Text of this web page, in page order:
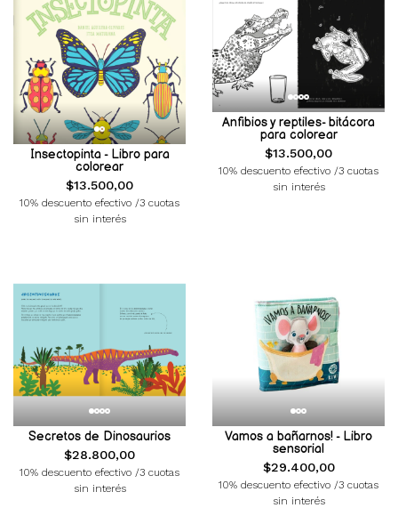
Insectopinta - Libro para
colorear
$13.500,00
10% descuento efectivo /3 cuotas
sin interés
Anfibios y reptiles- bitácora
para colorear
$13.500,00
10% descuento efectivo /3 cuotas
sin interés
Secretos de Dinosaurios
$28.800,00
10% descuento efectivo /3 cuotas
sin interés
Vamos a bañarnos! - Libro
sensorial
$29.400,00
10% descuento efectivo /3 cuotas
sin interés